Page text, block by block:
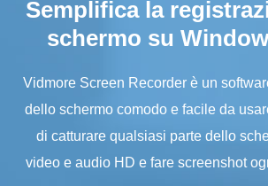
Semplifica la
schermo su
Vidmore Screen Recorder è un
dello schermo comodo e facile da
di catturare qualsiasi parte dello
video e audio HD e fare screenshot